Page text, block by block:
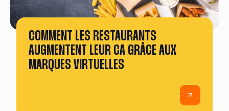
COMMENT LES RESTAURANTS
AUGMENTENT LEUR CA GRÂCE AUX
MARQUES VIRTUELLES